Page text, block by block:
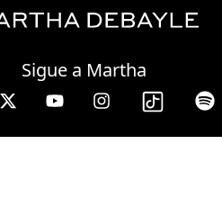
Sigue a Martha